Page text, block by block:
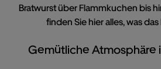
Bratwurst über Flammkuchen bis
finden Sie hier alles, was
Gemütliche Atmosphäre